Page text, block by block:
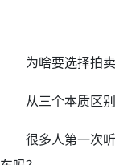
为啥要选择拍卖
从三个本质区别
很多人第一次听